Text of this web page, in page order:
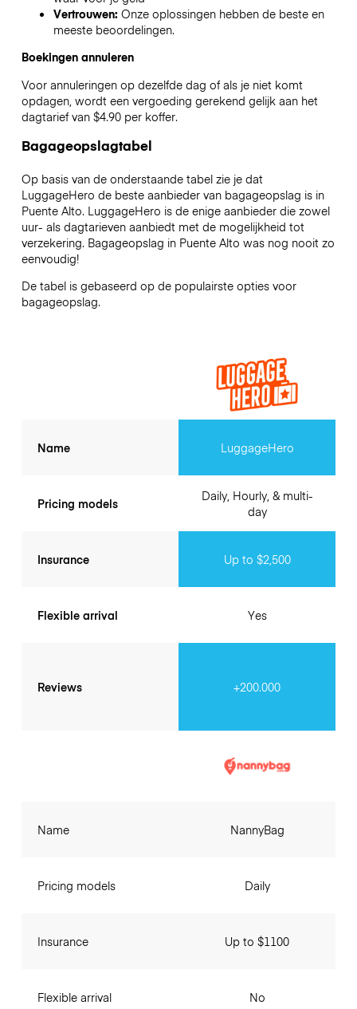
Vertrouwen: Onze oplossingen hebben de beste en
meeste beoordelingen.
Boekingen annuleren
Voor annuleringen op dezelfde dag of als je niet komt
opdagen, wordt een vergoeding gerekend gelijk aan het
dagtarief van $4.90 per koffer.
Bagageopslagtabel
Op basis van de onderstaande tabel zie je dat
LuggageHero de beste aanbieder van bagageopslag is in
Puente Alto. LuggageHero is de enige aanbieder die zowel
uur- als dagtarieven aanbiedt met de mogelijkheid tot
verzekering. Bagageopslag in Puente Alto was nog nooit zo
eenvoudig!
De tabel is gebaseerd op de populairste opties voor
bagageopslag.
Name
Pricing models
Insurance
Flexible arrival
Reviews
LuggageHero
Daily, Hourly, & multi-
day
Up to $2,500
Yes
+200.000
Name
Pricing models
Insurance
Flexible arrival
NannyBag
Daily
Up to $1100
No